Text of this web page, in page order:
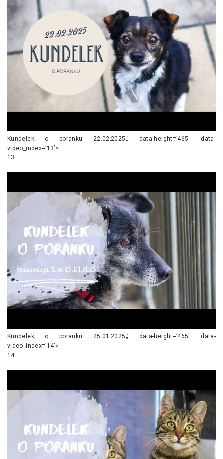
Kundelek o poranku 22.02.2025„’ data-height=’465′ data-
video_index=’13’>
13
Kundelek o poranku 25.01.2025„’ data-height=’465′ data-
video_index=’14’>
14